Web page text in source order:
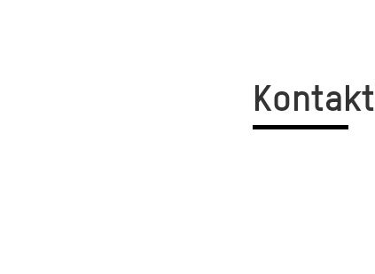
Kontakt